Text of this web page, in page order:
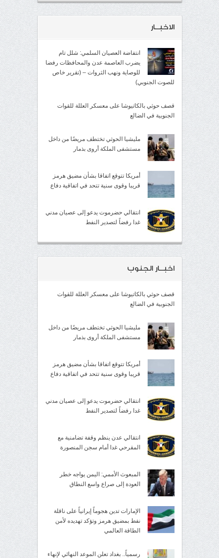
الاخبــار
انتفاضة العصيان السلمي: شلل تام
يضرب العاصمة عدن والمحافظات رفضا
للوصاية ونهب الثروات – (تقرير خاص
للصوت الجنوبي)
قصف حوثي بالكاتيوشا على معسكر العللة للقوات
الجنوبية في الضالع
مليشيا الحوثي تختطف مريضًا من داخل
مستشفى الملكة أروى بذمار
أمريكا تتوقع اتفاقا بشأن مضيق هرمز
قريبا وقوى سنية تتحد في اتفاقية دفاع
انتقالي حضرموت يدعو إلى عصيان مدني
غدا رفضاً لتصدير النفط
اخبــار الجنوب
قصف حوثي بالكاتيوشا على معسكر العللة للقوات
الجنوبية في الضالع
مليشيا الحوثي تختطف مريضًا من داخل
مستشفى الملكة أروى بذمار
أمريكا تتوقع اتفاقا بشأن مضيق هرمز
قريبا وقوى سنية تتحد في اتفاقية دفاع
انتقالي حضرموت يدعو إلى عصيان مدني
غدا رفضاً لتصدير النفط
انتقالي عدن ينظم وقفة تضامنية مع
المقرحي غدا أمام سجن المنصورة
المبعوث الأممي: اليمن يواجه خطر
العودة إلى صراع واسع النطاق
الإمارات تدين هجوماً إيرانياً على ناقلة
نفط بمضيق هرمز وتؤكد تهديده لأمن
الطاقة العالمي
رسمياً.. بغداد تعلن الموعد النهائي لإنهاء